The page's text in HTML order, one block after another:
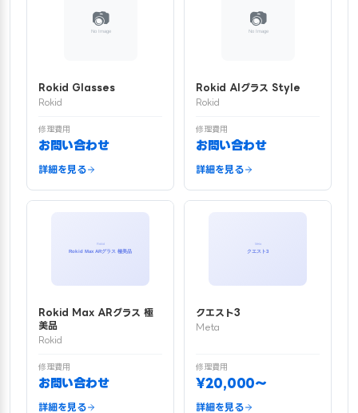
Rokid Glasses
Rokid
修理費用
お問い合わせ
詳細を見る
Rokid AIグラス Style
Rokid
修理費用
お問い合わせ
詳細を見る
Rokid Max ARグラス 極
美品
Rokid
修理費用
お問い合わせ
詳細を見る
クエスト3
Meta
修理費用
¥20,000〜
詳細を見る